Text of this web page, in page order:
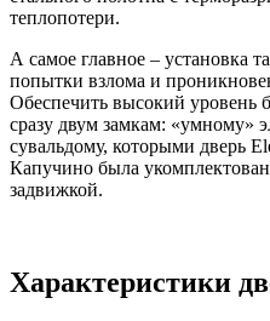
теплопотери.
А самое главное – установка
попытки взлома и
Обеспечить высокий уровень
сразу двум замкам: «умному»
сувальдому, которыми дверь
Капучино была
задвижкой.
Характеристики